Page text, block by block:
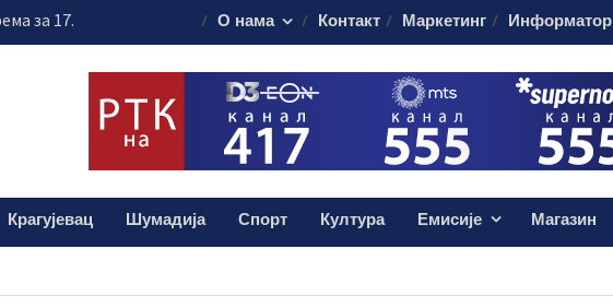
за 17.
без публике
почиње
на Ђачком
О нама Контакт Маркетинг Информатор
Крагујевац Шумадија Спорт Култура Емисије Магазин